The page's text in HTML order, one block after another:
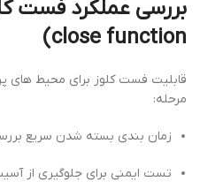
close function)
قابلیت فست کلوز برای محیط های
مرحله:
زمان بندی بسته شدن سریع
تست ایمنی برای جلوگیری از